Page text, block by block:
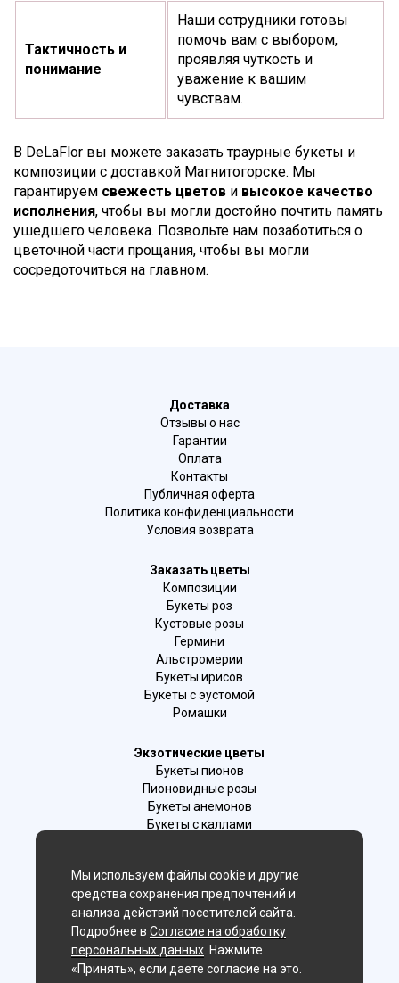
Тактичность и
понимание
Наши сотрудники готовы
помочь вам с выбором,
проявляя чуткость и
уважение к вашим
чувствам.
В DeLaFlor вы можете заказать траурные букеты и
композиции с доставкой Магнитогорске. Мы
гарантируем свежесть цветов и высокое качество
исполнения, чтобы вы могли достойно почтить память
ушедшего человека. Позвольте нам позаботиться о
цветочной части прощания, чтобы вы могли
сосредоточиться на главном.
Доставка
Отзывы о нас
Гарантии
Оплата
Контакты
Публичная оферта
Политика конфиденциальности
Условия возврата
Заказать цветы
Композиции
Букеты роз
Кустовые розы
Гермини
Альстромерии
Букеты ирисов
Букеты с эустомой
Ромашки
Экзотические цветы
Букеты пионов
Пионовидные розы
Букеты анемонов
Букеты с каллами
Лаванда
Гиацинты
Мы в соц. сетях:
Магнитогорск
Мы используем файлы cookie и другие
средства сохранения предпочтений и
анализа действий посетителей сайта.
Подробнее в Согласие на обработку
персональных данных . Нажмите
«Принять», если даете согласие на это.